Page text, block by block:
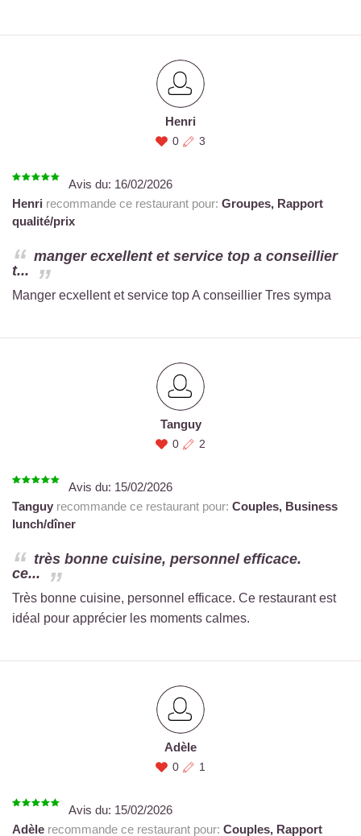
Henri
0 3
Avis du: 16/02/2026
Henri recommande ce restaurant pour: Groupes, Rapport
qualité/prix
manger ecxellent et service top a conseillier
t...
Manger ecxellent et service top A conseillier Tres sympa
Tanguy
0 2
Avis du: 15/02/2026
Tanguy recommande ce restaurant pour: Couples, Business
lunch/dîner
très bonne cuisine, personnel efficace.
ce...
Très bonne cuisine, personnel efficace. Ce restaurant est
idéal pour apprécier les moments calmes.
Adèle
0 1
Avis du: 15/02/2026
Adèle recommande ce restaurant pour: Couples, Rapport